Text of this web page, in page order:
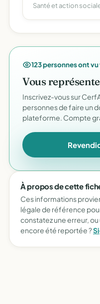
Santé et action
123 personnes ont
Vous
Inscrivez-vous sur
personnes de faire un
plateforme. Compte
À propos de cette
Ces informations
légale de référence
constatez une erreur, ou
encore été reportée ?